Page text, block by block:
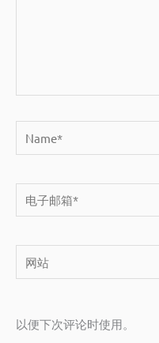
Name*
子
箱
*
网
站
以便下次评论时使用。